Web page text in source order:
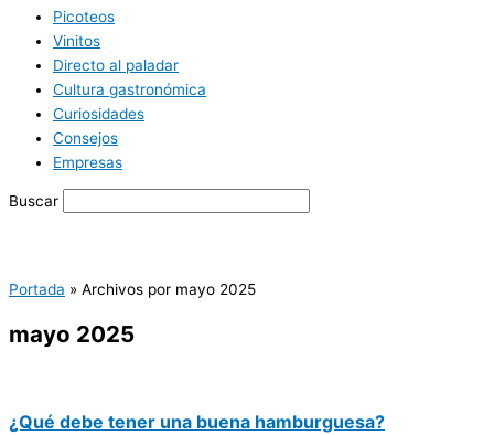
Picoteos
Vinitos
Directo al paladar
Cultura gastronómica
Curiosidades
Consejos
Empresas
Buscar
Portada » Archivos por mayo 2025
mayo 2025
¿Qué debe tener una buena hamburguesa?